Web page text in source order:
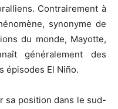
Contrairement à
synonyme de
du monde, Mayotte,
généralement des
épisodes El Niño.
sa position dans le sud-